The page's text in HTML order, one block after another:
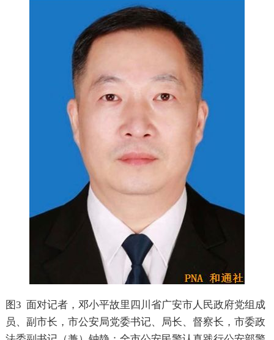
图3 面对记者，邓小平故里四川省广安市人民政府党组成
员、副市长，市公安局党委书记、局长、督察长，市委政